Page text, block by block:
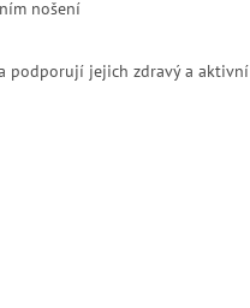
nošení
podporují jejich zdravý a aktivní